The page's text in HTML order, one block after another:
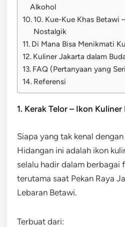
Alkohol
10. Kue-Kue Khas Betawi
Nostalgik
Di Mana Bisa Menikmati
Kuliner Jakarta dalam
FAQ (Pertanyaan yang
Referensi
1. Kerak Telor – Ikon
Siapa yang tak kenal dengan
Hidangan ini adalah ikon
selalu hadir dalam berbagai
terutama saat Pekan Raya
Lebaran Betawi.
Terbuat dari: